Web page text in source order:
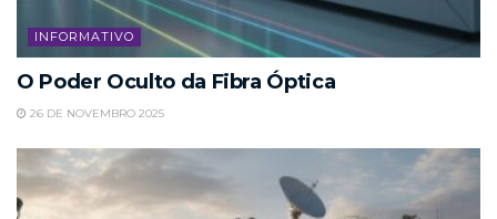
INFORMATIVO
O Poder Oculto da Fibra Óptica
26 DE NOVEMBRO 2025